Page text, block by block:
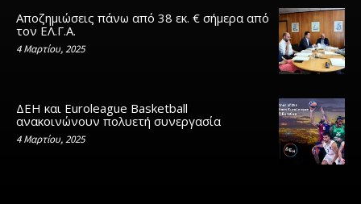
Αποζημιώσεις πάνω από 38 εκ. € σήμερα από
τον ΕΛ.Γ.Α.
4 Μαρτίου, 2025
ΔΕΗ και Euroleague Basketball
ανακοινώνουν πολυετή συνεργασία
4 Μαρτίου, 2025